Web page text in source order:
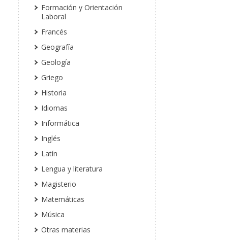
Formación y Orientación
Laboral
Francés
Geografía
Geología
Griego
Historia
Idiomas
Informática
Inglés
Latín
Lengua y literatura
Magisterio
Matemáticas
Música
Otras materias